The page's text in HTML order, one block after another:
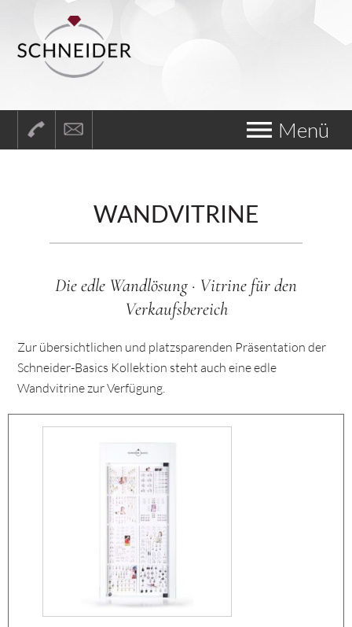
Menü
WANDVITRINE
Die edle Wandlösung · Vitrine für den
Verkaufsbereich
Zur übersichtlichen und platzsparenden Präsentation der
Schneider-Basics Kollektion steht auch eine edle
Wandvitrine zur Verfügung.